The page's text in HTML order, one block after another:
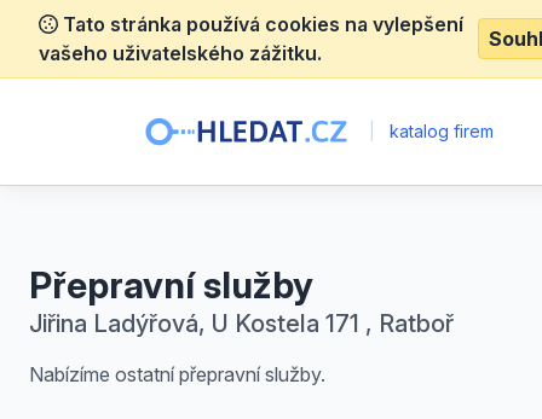
Tato stránka používá cookies na vylepšení
vašeho uživatelského zážitku.
katalog firem
Přepravní služby
Jiřina Ladýřová, U Kostela 171 , Ratboř
Nabízíme ostatní přepravní služby.